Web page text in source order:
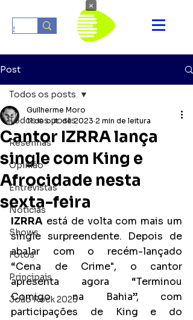
Post
Todos os posts
Resenhas
Opinião
Entrevistas
Notícias
Shows
Fotos
Principais
João Rock 2025
Todos os posts
Cantor IZRRA lança
single com King e
Afrocidade nesta
sexta-feira
Guilherme Moro
11 de out. de 2023 2 min de leitura
IZRRA está de volta com mais um
single surpreendente. Depois de
abalar com o recém-lançado
“Cena de Crime", o cantor
apresenta agora “Terminou
Comigo na Bahia”, com
participações de King e do
×